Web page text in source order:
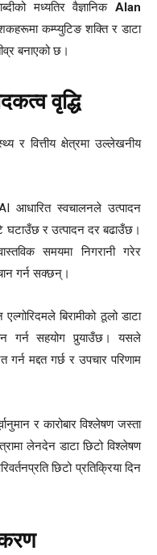
मध्यतिर वैज्ञानिक Alan
कम्प्युटिङ शक्ति र डाटा
बनाएको छ।
वृद्धि
र वित्तीय क्षेत्रमा उल्लेखनीय
आधारित स्वचालनले उत्पादन
घटाउँछ र उत्पादन दर बढाउँछ।
समयमा निगरानी गरेर
गर्न सक्छन्।
बिरामीको ठूलो डाटा
गर्न सहयोग पुर्‍याउँछ। यसले
मद्दत गर्छ र उपचार परिणाम
र कारोबार विश्लेषण जस्ता
लेनदेन डाटा छिटो विश्लेषण
छिटो प्रतिक्रिया दिन